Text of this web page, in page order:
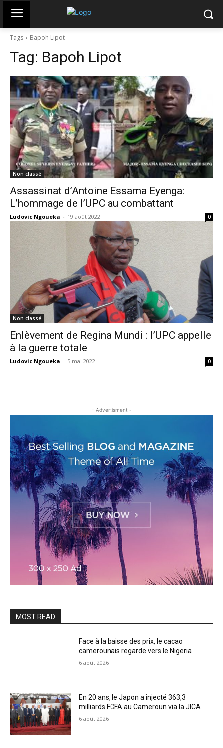
Tags Bapoh Lipot
Tag: Bapoh Lipot
Non classé
Assassinat d’Antoine Essama Eyenga:
L’hommage de l’UPC au combattant
Ludovic Ngoueka - 19 août 2022 0
Non classé
Enlèvement de Regina Mundi : l’UPC appelle
à la guerre totale
Ludovic Ngoueka - 5 mai 2022 0
- Advertisment -
MOST READ
Face à la baisse des prix, le cacao
camerounais regarde vers le Nigeria
6 août 2026
En 20 ans, le Japon a injecté 363,3
milliards FCFA au Cameroun via la JICA
6 août 2026